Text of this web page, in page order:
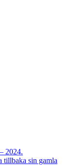
2024.
tillbaka sin gamla